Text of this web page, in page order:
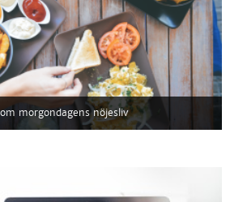
morgondagens nöjesliv